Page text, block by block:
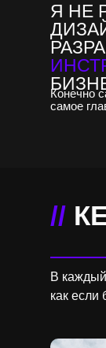
Я НЕ
Конечно
самое
//
В
как если